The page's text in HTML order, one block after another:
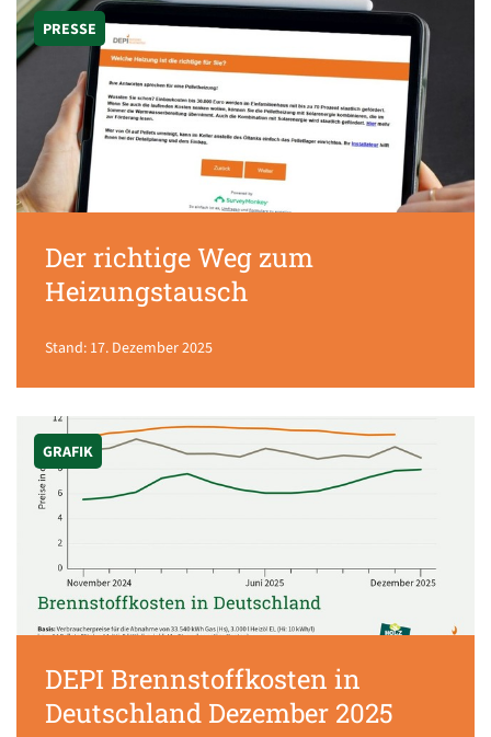
PRESSE
Der richtige Weg zum
Heizungstausch
Stand: 17. Dezember 2025
GRAFIK
DEPI Brennstoffkosten in
Deutschland Dezember 2025